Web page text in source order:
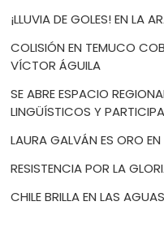
¡LLUVIA DE GOLES! EN LA
COLISIÓN EN TEMUCO
VÍCTOR ÁGUILA
SE ABRE ESPACIO
LINGÜÍSTICOS Y
LAURA GALVÁN ES ORO
RESISTENCIA POR LA
CHILE BRILLA EN LAS